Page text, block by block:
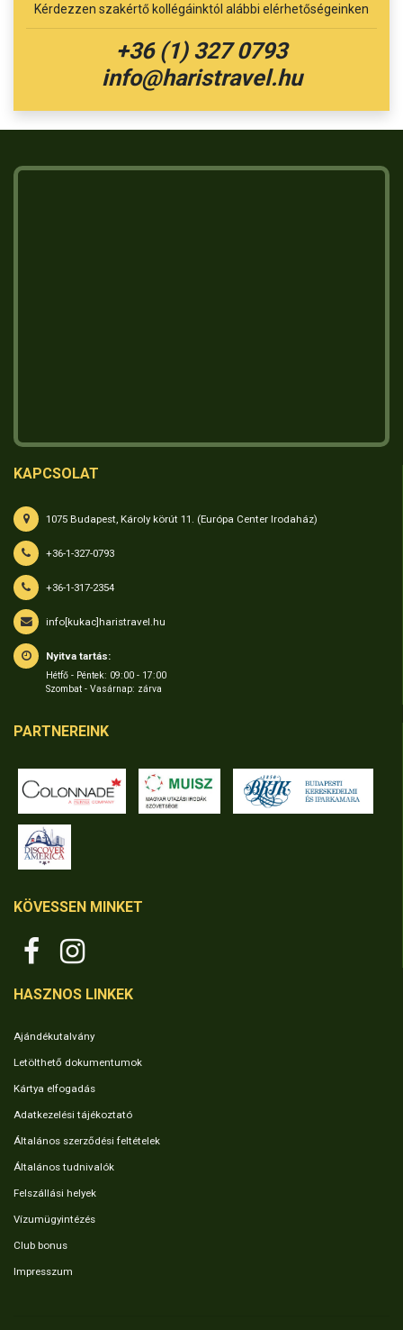
Kérdezzen szakértő kollégáinktól alábbi elérhetőségeinken
+36 (1) 327 0793
info@haristravel.hu
KAPCSOLAT
1075 Budapest, Károly körút 11. (Európa Center Irodaház)
+36-1-327-0793
+36-1-317-2354
info[kukac]haristravel.hu
Nyitva tartás:
Hétfő - Péntek: 09:00 - 17:00
Szombat - Vasárnap: zárva
PARTNEREINK
KÖVESSEN MINKET
HASZNOS LINKEK
Ajándékutalvány
Letölthető dokumentumok
Kártya elfogadás
Adatkezelési tájékoztató
Általános szerződési feltételek
Általános tudnivalók
Felszállási helyek
Vízumügyintézés
Club bonus
Impresszum